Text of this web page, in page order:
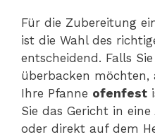
Für die Zubereitung
ist die Wahl des
entscheidend. Falls
überbacken möchten,
Ihre Pfanne ofenfest
Sie das Gericht in
oder direkt auf dem